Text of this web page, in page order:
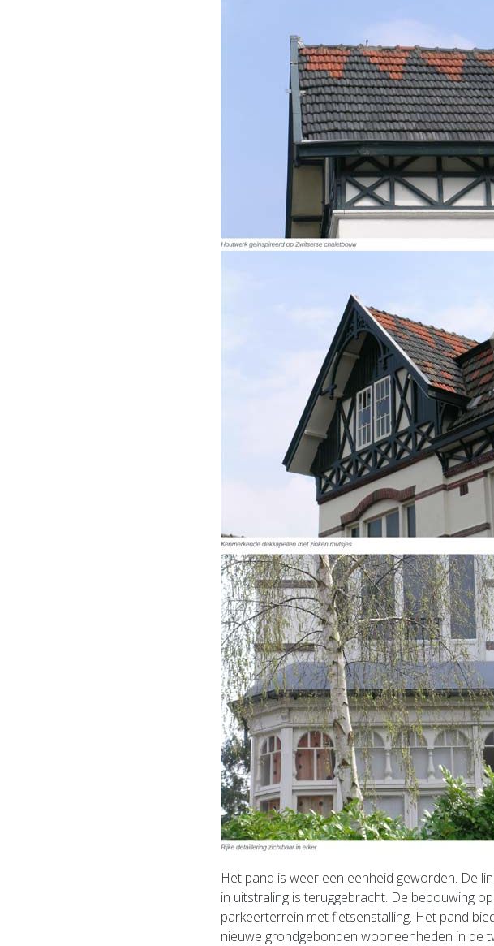
Het pand is weer een eenheid geworden. De
in uitstraling is teruggebracht. De bebouwing
parkeerterrein met fietsenstalling. Het pand
nieuwe grondgebonden wooneenheden in de